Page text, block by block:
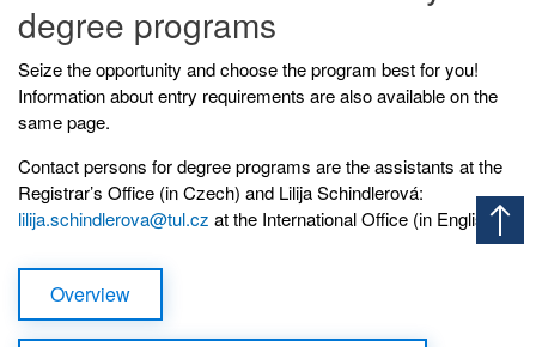
degree programs
Seize the opportunity and choose the program best for you!
Information about entry requirements are also available on the
same page.
Contact persons for degree programs are the assistants at the
Registrar’s Office (in Czech) and Lilija Schindlerová:
lilija.schindlerova@tul.cz at the International Office (in English).
Overview